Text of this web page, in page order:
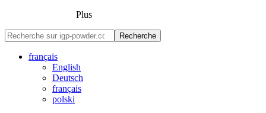
Plus
Recherche
français
English
Deutsch
français
polski